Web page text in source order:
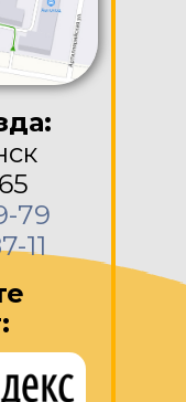
79
11